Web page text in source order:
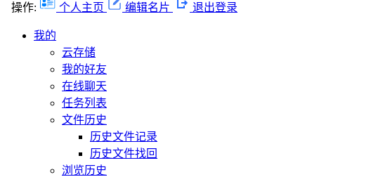
操作: 个人主页 编辑名片 退出登录
我的
云存储
我的好友
在线聊天
任务列表
文件历史
历史文件记录
历史文件找回
浏览历史